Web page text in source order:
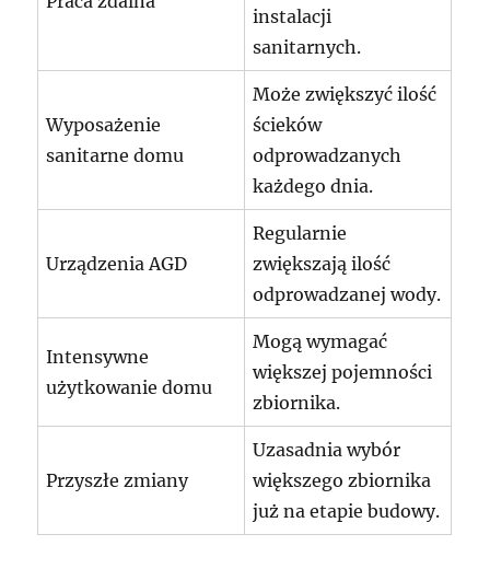
instalacji
sanitarnych.
Wyposażenie
sanitarne domu
Może zwiększyć ilość
ścieków
odprowadzanych
każdego dnia.
Urządzenia AGD
Regularnie
zwiększają ilość
odprowadzanej wody.
Intensywne
użytkowanie domu
Mogą wymagać
większej pojemności
zbiornika.
Przyszłe zmiany
Uzasadnia wybór
większego zbiornika
już na etapie budowy.